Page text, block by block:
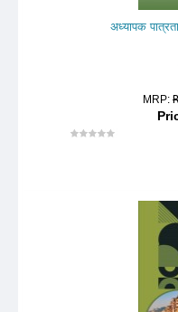
अध्यापक
MRP: